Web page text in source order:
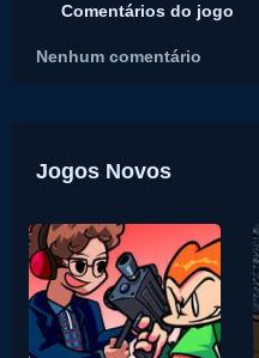
Comentários do jogo
Nenhum comentário
Jogos Novos